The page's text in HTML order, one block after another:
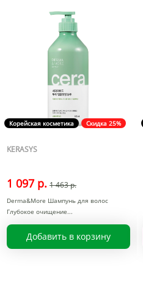
Корейская косметика Скидка 25%
KERASYS
1 097 р. 1 463 р.
Derma&More Шампунь для волос
Глубокое очищение
Добавить в корзину